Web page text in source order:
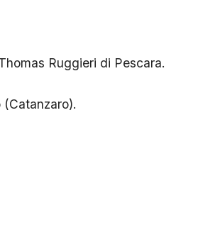
Ruggieri di Pescara.